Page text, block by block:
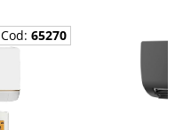
Cod:65270